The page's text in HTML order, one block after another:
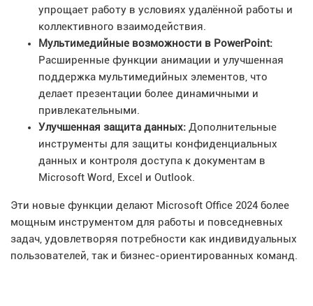
упрощает работу в условиях удалённой работы и
коллективного взаимодействия.
Мультимедийные возможности в PowerPoint:
Расширенные функции анимации и улучшенная
поддержка мультимедийных элементов, что
делает презентации более динамичными и
привлекательными.
Улучшенная защита данных: Дополнительные
инструменты для защиты конфиденциальных
данных и контроля доступа к документам в
Microsoft Word, Excel и Outlook.
Эти новые функции делают Microsoft Office 2024 более
мощным инструментом для работы и повседневных
задач, удовлетворяя потребности как индивидуальных
пользователей, так и бизнес-ориентированных команд.